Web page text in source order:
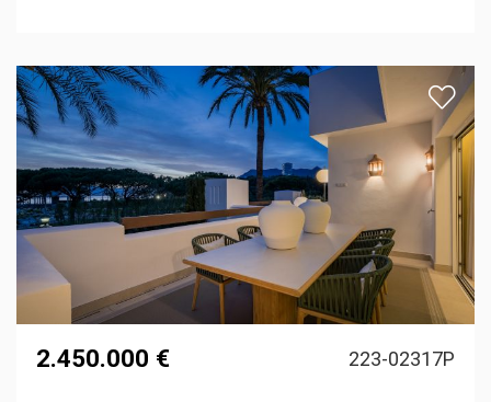
2.450.000 € 223-02317P